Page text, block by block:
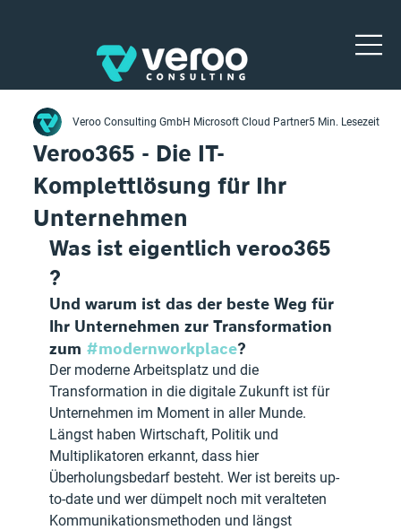
Veroo365 - Die IT-
Komplettlösung für Ihr
Unternehmen
Veroo Consulting GmbH Microsoft Cloud Partner5 Min. Lesezeit
Was ist eigentlich veroo365
?
Und warum ist das der beste Weg für
Ihr Unternehmen zur Transformation
zum #modernworkplace?
Der moderne Arbeitsplatz und die
Transformation in die digitale Zukunft ist für
Unternehmen im Moment in aller Munde.
Längst haben Wirtschaft, Politik und
Multiplikatoren erkannt, dass hier
Überholungsbedarf besteht. Wer ist bereits up-
to-date und wer dümpelt noch mit veralteten
Kommunikationsmethoden und längst